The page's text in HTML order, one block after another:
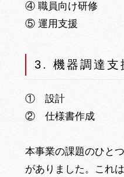
④ 職員向け研修
⑤ 運用支援
3. 機器調達支
① 設計
② 仕様書作成
本事業の課題のひと
がありました。これ